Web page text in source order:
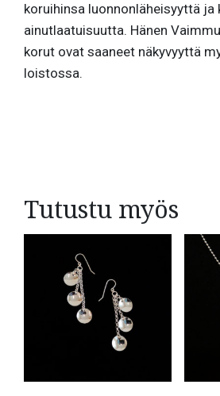
koruihinsa luonnonläheisyyttä ja
ainutlaatuisuutta. Hänen
korut ovat saaneet näkyvyyttä
loistossa.
Tutustu myös